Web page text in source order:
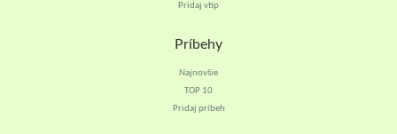
Pridaj vtip
Príbehy
Najnovšie
TOP 10
Pridaj príbeh